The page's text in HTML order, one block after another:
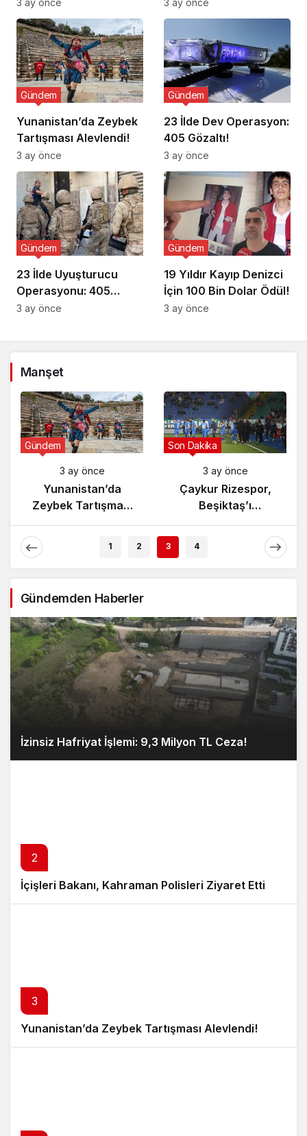
Yunanistan’da Zeybek
Tartışması Alevlendi!
Gündem
3 ay önce
23 İlde Dev Operasyon:
405 Gözaltı!
Gündem
3 ay önce
23 İlde Uyuşturucu
Operasyonu: 405
Gözaltı!
Gündem
3 ay önce
19 Yıldır Kayıp Denizci
İçin 100 Bin Dolar Ödül!
Gündem
3 ay önce
Manşet
Gündem
3 ay önce
Yunanistan’da
Zeybek Tartışması
Son Dakika
3 ay önce
Çaykur Rizespor,
Beşiktaş’ı
1 2 3 4
Gündemden Haberler
İzinsiz Hafriyat İşlemi: 9,3 Milyon TL Ceza!
2
İçişleri Bakanı, Kahraman Polisleri Ziyaret Etti
3
Yunanistan’da Zeybek Tartışması Alevlendi!